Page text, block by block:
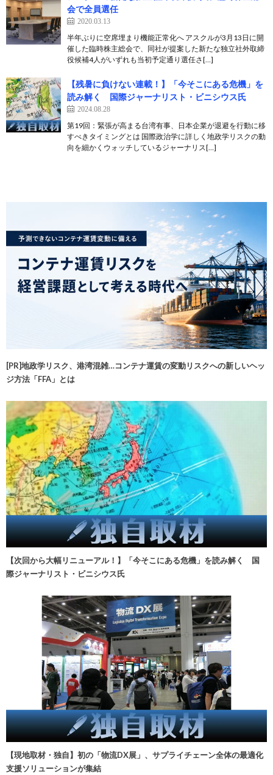
会で全員選任
2020.03.13
半年ぶりに空席埋まり機能正常化へ アスクルが3月13日に開
催した臨時株主総会で、同社が提案した新たな独立社外取締
役候補4人がいずれも当初予定通り選任さ[…]
【残暑に負けない連載！】「今そこにある危機」を
読み解く 国際ジャーナリスト・ビニシウス氏
2024.08.28
第19回：緊張が高まる台湾有事、日本企業が退避を行動に移
すべきタイミングとは 国際政治学に詳しく地政学リスクの動
向を細かくウォッチしているジャーナリス[…]
[PR]地政学リスク、港湾混雑…コンテナ運賃の変動リスクへの新しいヘッ
ジ方法「FFA」とは
【次回から大幅リニューアル！】「今そこにある危機」を読み解く 国
際ジャーナリスト・ビニシウス氏
【現地取材・独自】初の「物流DX展」、サプライチェーン全体の最適化
支援ソリューションが集結